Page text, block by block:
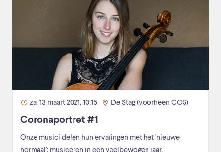
za. 13 maart 2021, 10:15 De Stag (voorheen COS)
Coronaportret #1
Onze musici delen hun ervaringen met het 'nieuwe
normaal': musiceren in een veelbewogen jaar.